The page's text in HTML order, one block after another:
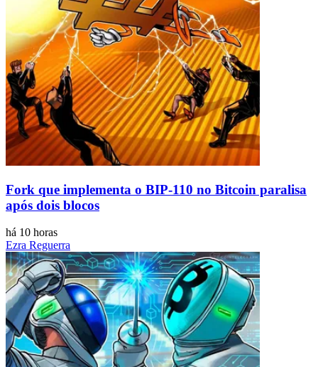
Fork que implementa o BIP-110 no Bitcoin paralisa
após dois blocos
há 10 horas
Ezra Reguerra